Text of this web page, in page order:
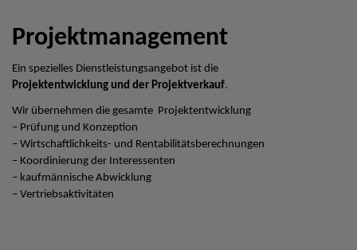
Projektmanagement
Ein spezielles Dienstleistungsangebot ist die
Projektentwicklung und der Projektverkauf.
Wir übernehmen die gesamte Projektentwicklung
– Prüfung und Konzeption
– Wirtschaftlichkeits- und Rentabilitätsberechnungen
– Koordinierung der Interessenten
– kaufmännische Abwicklung
– Vertriebsaktivitäten